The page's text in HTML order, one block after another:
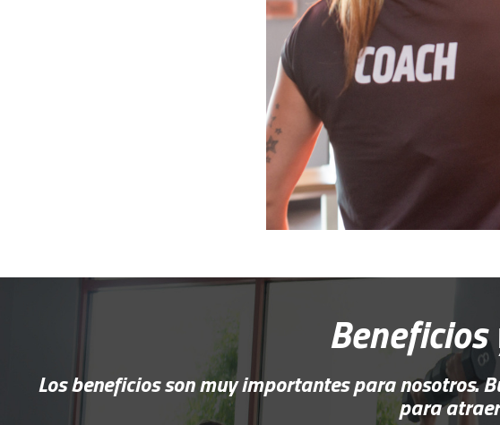
Los beneficios son muy importantes para nosotros.
para